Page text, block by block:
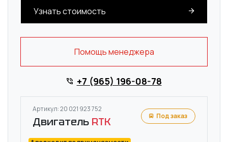
Узнать стоимость
Помощь менеджера
+7 (965) 196-08-78
Артикул: 20 021 923 752
Двигатель RTK Под заказ